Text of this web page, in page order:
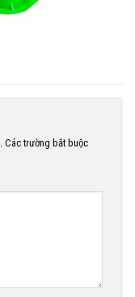
Các trường bắt buộc